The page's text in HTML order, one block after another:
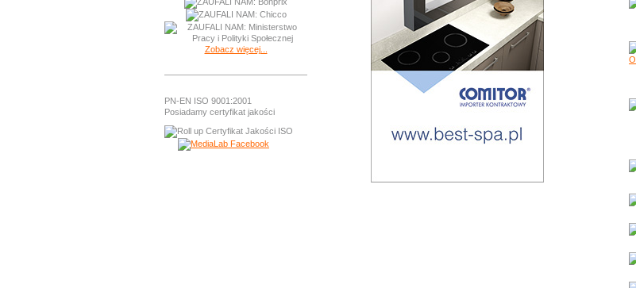
Zobacz więcej...
PN-EN ISO 9001:2001
Posiadamy certyfikat jakości